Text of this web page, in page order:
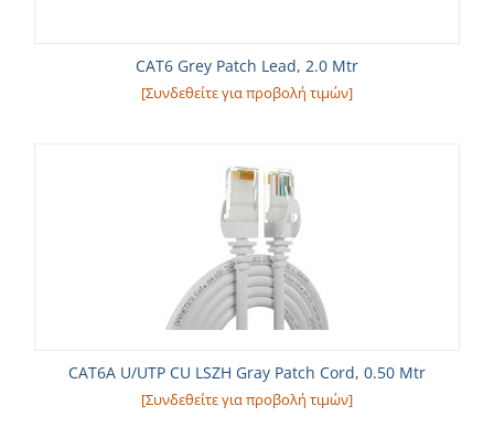
CAT6 Grey Patch Lead, 2.0 Mtr
[Συνδεθείτε για προβολή τιμών]
CAT6A U/UTP CU LSZH Gray Patch Cord, 0.50 Mtr
[Συνδεθείτε για προβολή τιμών]